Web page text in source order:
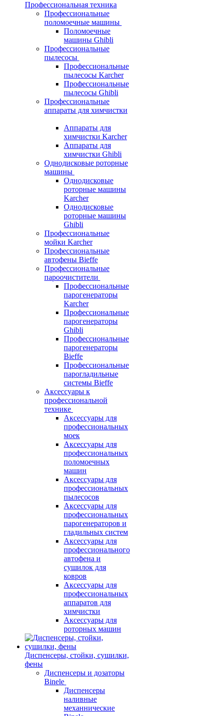
Профессиональная техника
Профессиональные
поломоечные машины
Поломоечные
машины Ghibli
Профессиональные
пылесосы
Профессиональные
пылесосы Karcher
Профессиональные
пылесосы Ghibli
Профессиональные
аппараты для химчистки
Аппараты для
химчистки Karcher
Аппараты для
химчистки Ghibli
Однодисковые роторные
машины
Однодисковые
роторные машины
Karcher
Однодисковые
роторные машины
Ghibli
Профессиональные
мойки Karcher
Профессиональные
автофены Bieffe
Профессиональные
пароочистители
Профессиональные
парогенераторы
Karcher
Профессиональные
парогенераторы
Ghibli
Профессиональные
парогенераторы
Bieffe
Профессиональные
парогладильные
системы Bieffe
Аксессуары к
профессиональной
технике
Аксессуары для
профессиональных
моек
Аксессуары для
профессиональных
поломоечных
машин
Аксессуары для
профессиональных
пылесосов
Аксессуары для
профессиональных
парогенераторов и
гладильных систем
Аксессуары для
профессионального
автофена и
сушилок для
ковров
Аксессуары для
профессиональных
аппаратов для
химчистки
Аксессуары для
роторных машин
Диспенсеры, стойки, сушилки,
фены
Диспенсеры и дозаторы
Binele
Диспенсеры
наливные
механнические